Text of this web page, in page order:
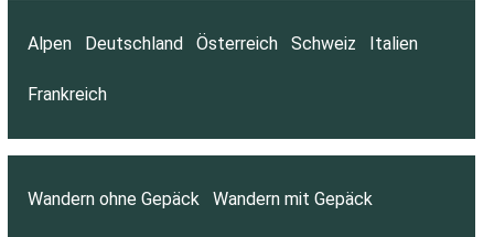
Alpen Deutschland Österreich Schweiz Italien
Frankreich
Wandern ohne Gepäck Wandern mit Gepäck